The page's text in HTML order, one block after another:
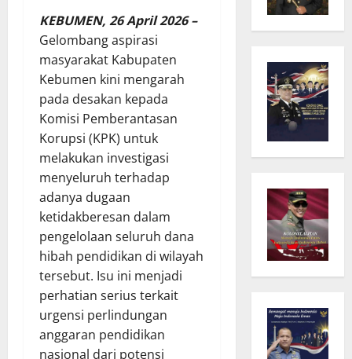
KEBUMEN, 26 April 2026 –
Gelombang aspirasi
masyarakat Kabupaten
Kebumen kini mengarah
pada desakan kepada
Komisi Pemberantasan
Korupsi (KPK) untuk
melakukan investigasi
menyeluruh terhadap
adanya dugaan
ketidakberesan dalam
pengelolaan seluruh dana
hibah pendidikan di wilayah
tersebut. Isu ini menjadi
perhatian serius terkait
urgensi perlindungan
anggaran pendidikan
nasional dari potensi